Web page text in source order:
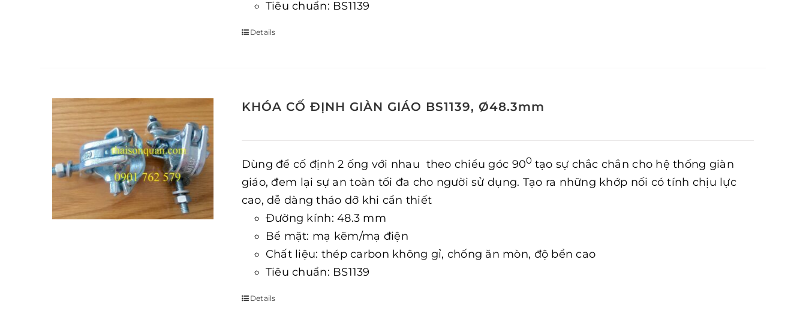
Tiêu chuẩn: BS1139
Details
KHÓA CỐ ĐỊNH GIÀN GIÁO BS1139, Ø48.3mm
Dùng để cố định 2 ống với nhau theo chiều góc 900 tạo sự chắc chắn cho hệ thống giàn
giáo, đem lại sự an toàn tối đa cho người sử dụng. Tạo ra những khớp nối có tính chịu lực
cao, dễ dàng tháo dỡ khi cần thiết
Đường kính: 48.3 mm
Bề mặt: mạ kẽm/mạ điện
Chất liệu: thép carbon không gỉ, chống ăn mòn, độ bền cao
Tiêu chuẩn: BS1139
Details